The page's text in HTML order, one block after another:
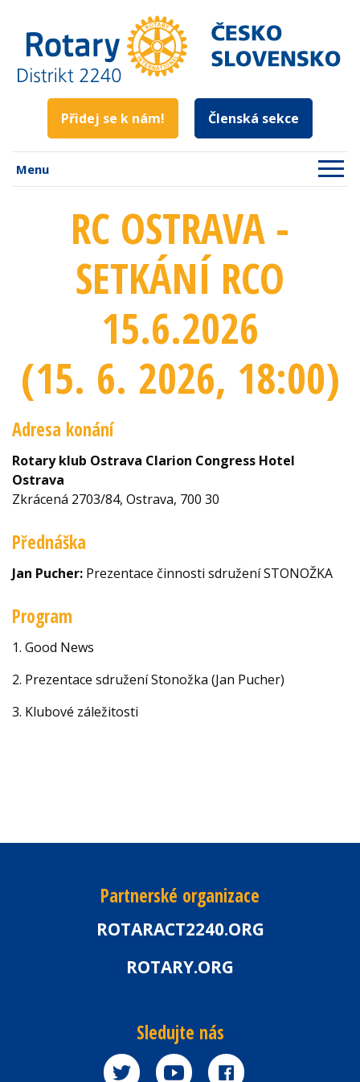
Přidej se k nám! Členská sekce
Menu
RC OSTRAVA -
SETKÁNÍ RCO
15.6.2026
(15. 6. 2026, 18:00)
Adresa konání
Rotary klub Ostrava Clarion Congress Hotel
Ostrava
Zkrácená 2703/84, Ostrava, 700 30
Přednáška
Jan Pucher: Prezentace činnosti sdružení STONOŽKA
Program
1. Good News
2. Prezentace sdružení Stonožka (Jan Pucher)
3. Klubové záležitosti
Partnerské organizace
ROTARACT2240.ORG
ROTARY.ORG
Sledujte nás